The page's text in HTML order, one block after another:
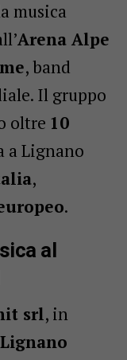
musica
Arena Alpe
, band
Il gruppo
oltre 10
a Lignano
,
.
al
srl, in